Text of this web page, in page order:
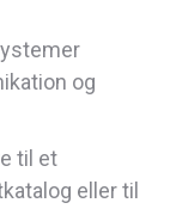
og
til et
eller til